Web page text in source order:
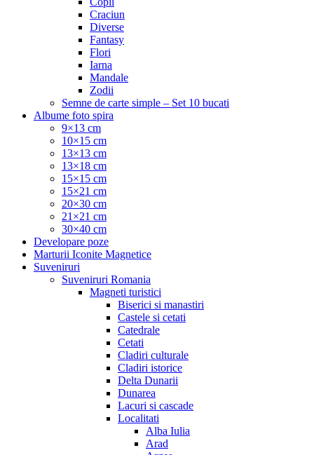
Craciun
Diverse
Fantasy
Flori
Iarna
Mandale
Zodii
Semne de carte simple – Set 10 bucati
Albume foto spira
9×13 cm
10×15 cm
13×13 cm
13×18 cm
15×15 cm
15×21 cm
20×30 cm
21×21 cm
30×40 cm
Developare poze
Marturii Iconite Magnetice
Suveniruri
Suveniruri Romania
Magneti turistici
Biserici si manastiri
Castele si cetati
Catedrale
Cetati
Cladiri culturale
Cladiri istorice
Delta Dunarii
Dunarea
Lacuri si cascade
Localitati
Alba Iulia
Arad